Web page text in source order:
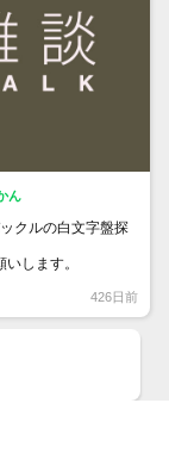
ん
クルの白文字盤探
いします。
426日前